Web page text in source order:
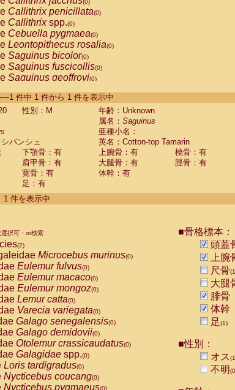
(0)
Callithrix penicillata(0)
Callithrixspp.(0)
Cebuella pygmaea(0)
Leontopithecus rosalia(0)
Saguinus bicolor(0)
Saguinus fuscicollis(0)
Saguinus geoffroyi(0)
Saguinus labiatus(0)
Saguinus leucopus (0)
Saguinus nigricollis (1)
Saguinus oedipus
Saguinus weddelli
Saguinusspp.
Aotus trivirgatus
Cebus albifrons
Cebus nigrivittatus
Cebus
Saimiri boliviensis(0)
Saimiri sciureus(0)
Alouatta caraya(0)
Alouatta fusca(0)
Alouatta seniculus
Alouattaspp.(0)
Ateles belzebuth(0)
Ateles geoffroyi(0)
Ateles paniscus(0)
Atelesspp.(0)
Lagothrix lagothricha
Lagothrix lagothricha cana
Cacajao calvus rubicundus
1 件中 1 件から 1 件を表示中
性別：M
年齢：Unknown
属名： Saguinus
亜種小名：
パンシェ
英名：Cotton-top Tamarin
下顎骨：有 上腕骨：有
橈骨：有
肩甲骨：有 大腿骨：有
脛骨：有
寛骨：有
体幹：有
足：有
1 件を表示中
択可・or検索
(2)
Microcebus murinus(0)
Eulemur fulvus(0)
Eulemur macaco(0)
Eulemur mongoz(0)
Lemur catta(0)
Varecia variegata(0)
Galago senegalensis(0)
Galago demidovii(0)
Otolemur crassicaudatus(0)
Galagidae spp.(0)
Loris tardigradus(0)
Nycticebus coucang(0)
Nycticebus pygmaeus(0)
■骨格標本：
頭蓋
上腕
尺骨
大腿
腓骨
体幹
足(1)
■性別：
オス
不明